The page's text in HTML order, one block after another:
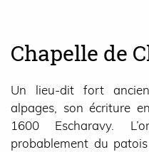
Chapelle de
Un lieu-dit fort
alpages, son écriture
1600 Escharavy.
probablement du